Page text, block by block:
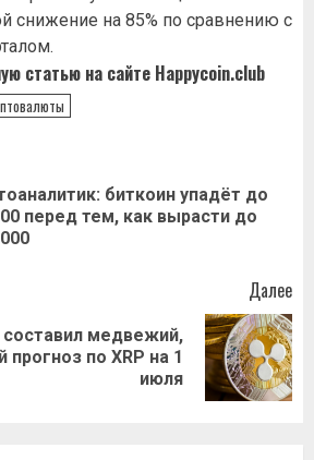
снижение на 85% по сравнению с
статью на сайте Happycoin.club
биткоин упадёт до
перед тем, как вырасти до
Далее
составил медвежий,
по XRP на 1
июля